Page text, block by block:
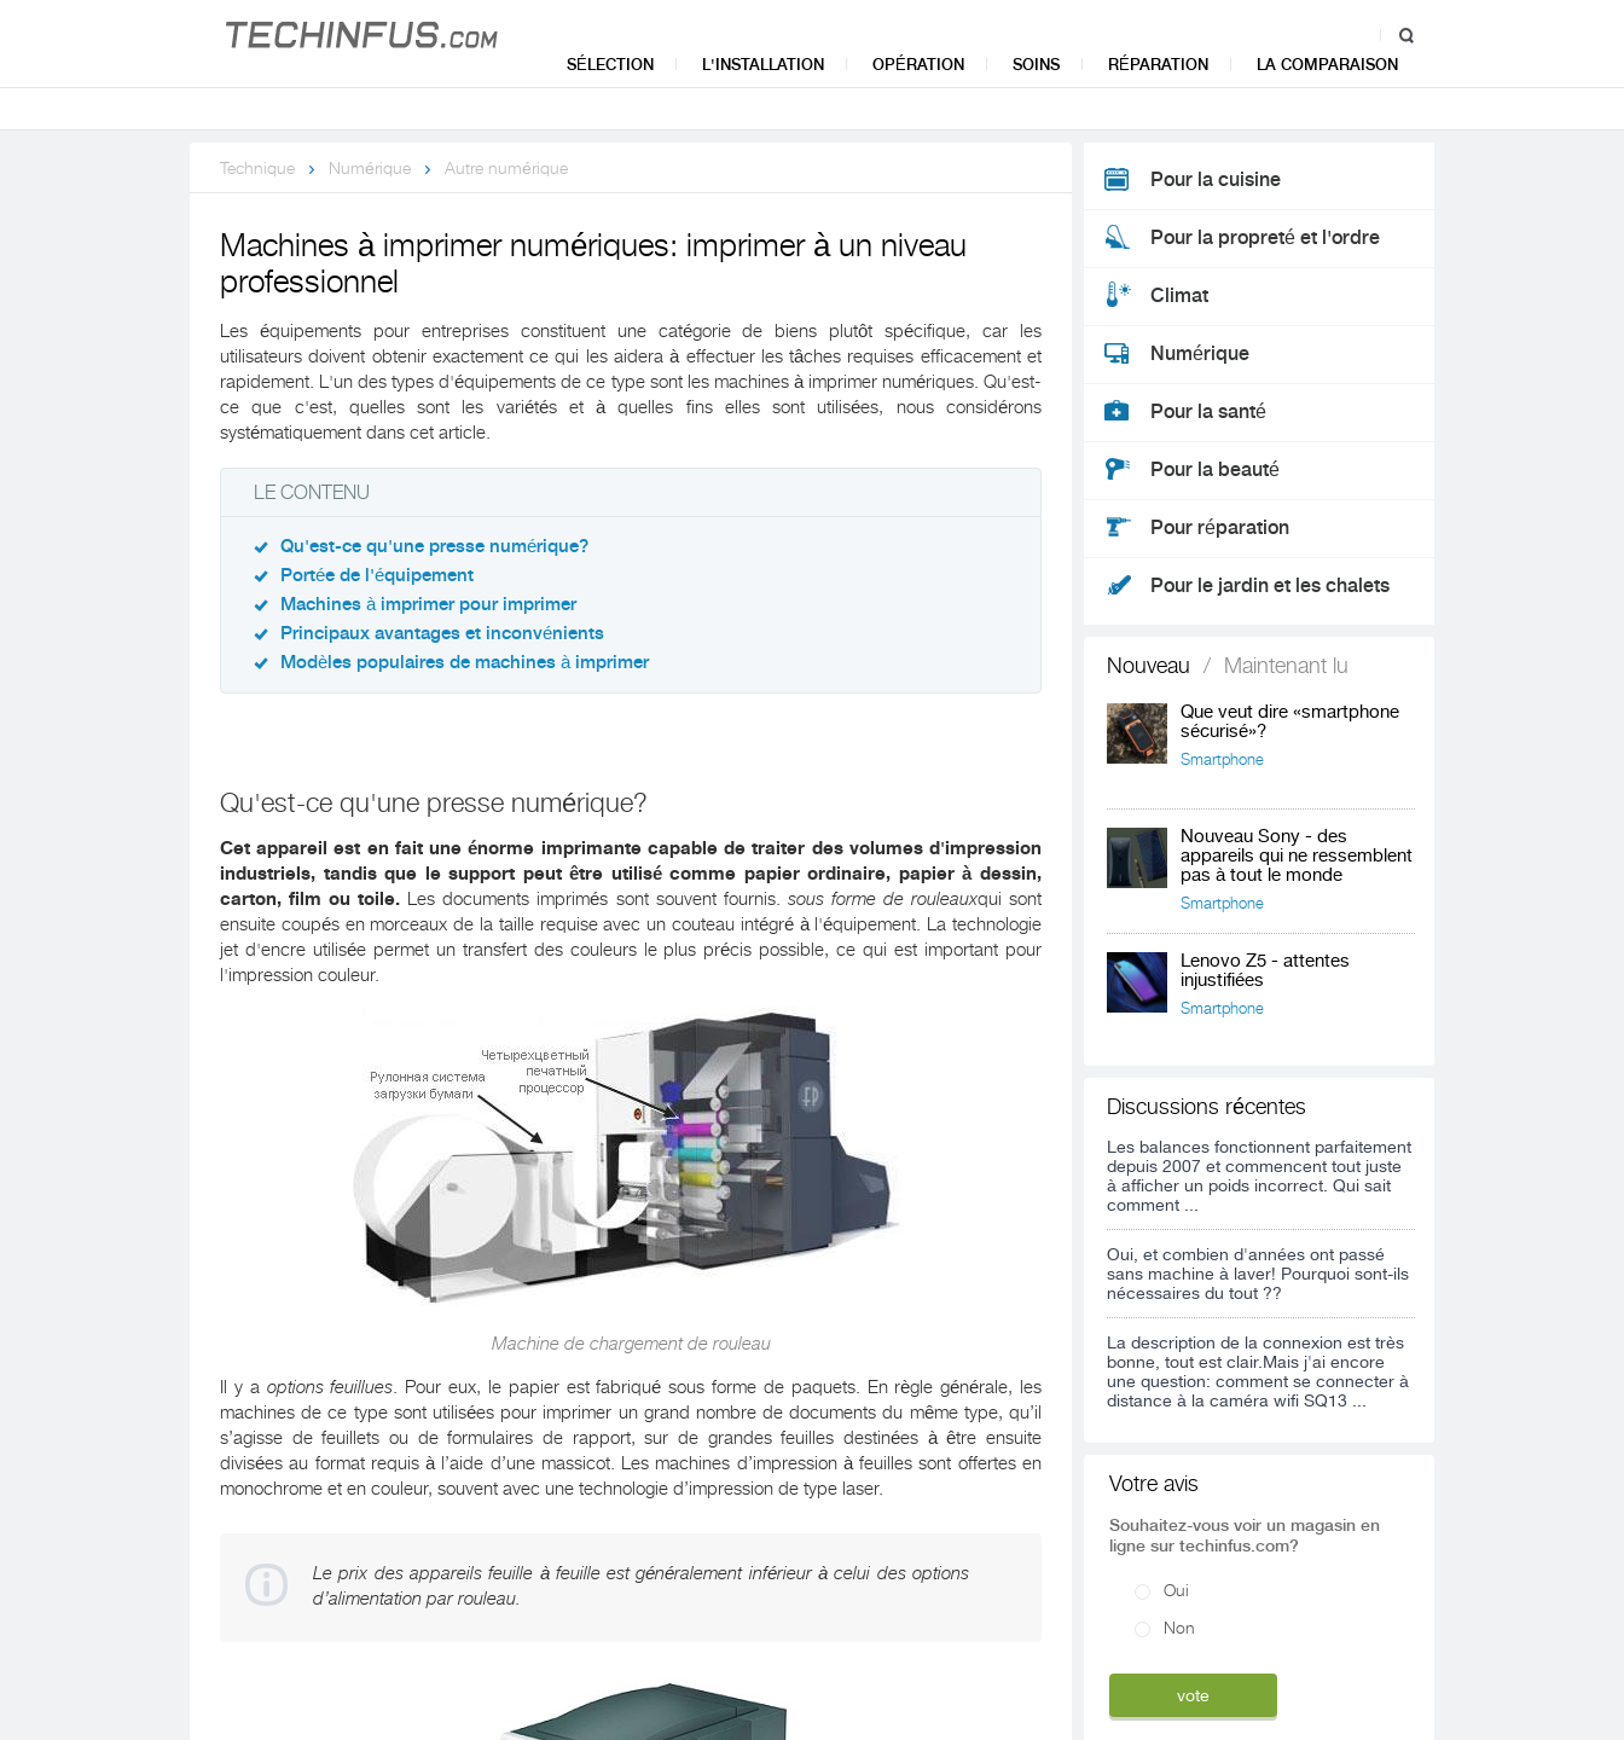
SÉLECTION L'INSTALLATION OPÉRATION SOINS RÉPARATION LA COMPARAISON
Technique Numérique Autre numérique
Machines à imprimer numériques: imprimer à un niveau
professionnel
Les équipements pour entreprises constituent une catégorie de biens plutôt spécifique, car les
utilisateurs doivent obtenir exactement ce qui les aidera à effectuer les tâches requises efficacement et
rapidement. L'un des types d'équipements de ce type sont les machines à imprimer numériques. Qu'est-
ce que c'est, quelles sont les variétés et à quelles fins elles sont utilisées, nous considérons
systématiquement dans cet article.
LE CONTENU
Qu'est-ce qu'une presse numérique?
Portée de l'équipement
Machines à imprimer pour imprimer
Principaux avantages et inconvénients
Modèles populaires de machines à imprimer
Qu'est-ce qu'une presse numérique?
Cet appareil est en fait une énorme imprimante capable de traiter des volumes d'impression
industriels, tandis que le support peut être utilisé comme papier ordinaire, papier à dessin,
carton, film ou toile. Les documents imprimés sont souvent fournis. sous forme de rouleauxqui sont
ensuite coupés en morceaux de la taille requise avec un couteau intégré à l'équipement. La technologie
jet d'encre utilisée permet un transfert des couleurs le plus précis possible, ce qui est important pour
l'impression couleur.
Machine de chargement de rouleau
Il y a options feuillues. Pour eux, le papier est fabriqué sous forme de paquets. En règle générale, les
machines de ce type sont utilisées pour imprimer un grand nombre de documents du même type, qu’il
s’agisse de feuillets ou de formulaires de rapport, sur de grandes feuilles destinées à être ensuite
divisées au format requis à l’aide d’une massicot. Les machines d’impression à feuilles sont offertes en
monochrome et en couleur, souvent avec une technologie d’impression de type laser.
Le prix des appareils feuille à feuille est généralement inférieur à celui des options
d’alimentation par rouleau.
Pour la cuisine
Pour la propreté et l'ordre
Climat
Numérique
Pour la santé
Pour la beauté
Pour réparation
Pour le jardin et les chalets
Nouveau / Maintenant lu
Que veut dire «smartphone
sécurisé»?
Smartphone
Nouveau Sony - des
appareils qui ne ressemblent
pas à tout le monde
Smartphone
Lenovo Z5 - attentes
injustifiées
Smartphone
Discussions récentes
Les balances fonctionnent parfaitement
depuis 2007 et commencent tout juste
à afficher un poids incorrect. Qui sait
comment ...
Oui, et combien d'années ont passé
sans machine à laver! Pourquoi sont-ils
nécessaires du tout ??
La description de la connexion est très
bonne, tout est clair.Mais j'ai encore
une question: comment se connecter à
distance à la caméra wifi SQ13 ...
Votre avis
Souhaitez-vous voir un magasin en
ligne sur techinfus.com?
Oui
Non